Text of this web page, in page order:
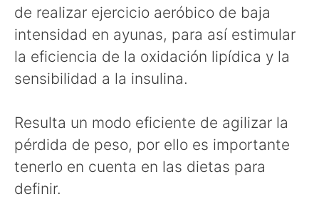
de realizar ejercicio aeróbico de baja
intensidad en ayunas, para así estimular
la eficiencia de la oxidación lipídica y la
sensibilidad a la insulina.
Resulta un modo eficiente de agilizar la
pérdida de peso, por ello es importante
tenerlo en cuenta en las dietas para
definir.